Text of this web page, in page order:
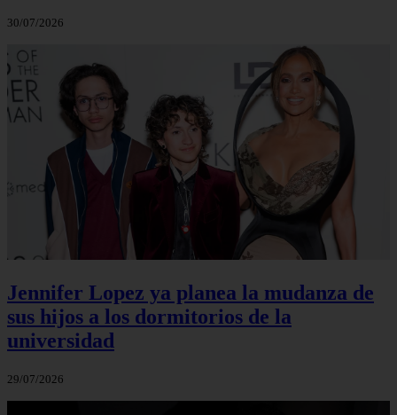
30/07/2026
Jennifer Lopez ya planea la mudanza de
sus hijos a los dormitorios de la
universidad
29/07/2026